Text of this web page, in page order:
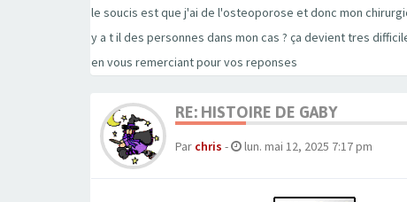
le soucis est que j'ai de l'osteoporose et donc mon
y a t il des personnes dans mon cas ? ça devient tres
en vous remerciant pour vos reponses
RE: HISTOIRE DE GABY
Par chris - lun. mai 12, 2025 7:17 pm